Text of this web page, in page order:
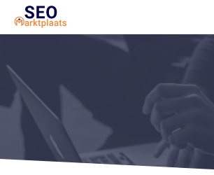
SEO tools reviews
Marketeer bij jou in de
Offerte
1. Seo voor beginners +
2. Onderzoeken +